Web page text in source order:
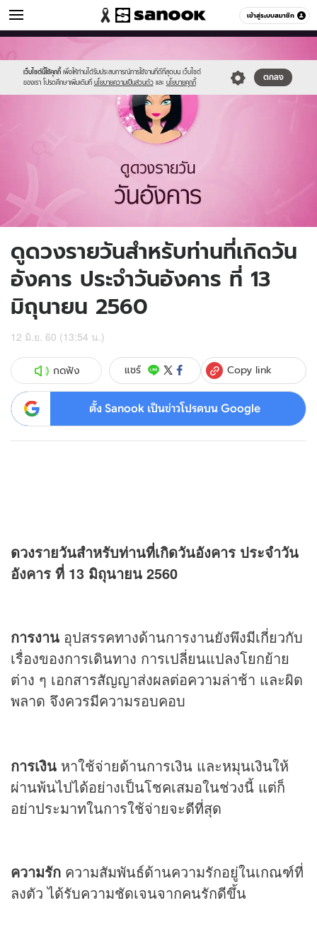
เข้าสู่ระบบสมาชิก
ดูดวง หมวดอื่นๆ
เว็บไซต์นี้ใช้คุกกี้ เพื่อให้ท่านได้รับประสบการณ์การใช้งานที่ดีที่สุดบน เว็บไซต์
ของเรา โปรดศึกษาเพิ่มเติมที่ นโยบายความเป็นส่วนตัว และ นโยบายคุกกี้
ตกลง
new-
sanook.png
ดูดวงรายวันสำหรับท่านที่เกิดวัน
อังคาร ประจำวันอังคาร ที่ 13
มิถุนายน 2560
12 มิ.ย. 60 (13:54 น.)
กดฟัง แชร์ Copy link
ตั้ง Sanook เป็นข่าวโปรดบน Google
ดวงรายวันสำหรับท่านที่เกิดวันอังคาร ประจำวัน
อังคาร ที่ 13 มิถุนายน 2560
การงาน อุปสรรคทางด้านการงานยังพึงมีเกี่ยวกับ
เรื่องของการเดินทาง การเปลี่ยนแปลงโยกย้าย
ต่าง ๆ เอกสารสัญญาส่งผลต่อความล่าช้า และผิด
พลาด จึงควรมีความรอบคอบ
การเงิน หาใช้จ่ายด้านการเงิน และหมุนเงินให้
ผ่านพ้นไปได้อย่างเป็นโชคเสมอในช่วงนี้ แต่ก็
อย่าประมาทในการใช้จ่ายจะดีที่สุด
ความรัก ความสัมพันธ์ด้านความรักอยู่ในเกณฑ์ที่
ลงตัว ได้รับความชัดเจนจากคนรักดีขึ้น